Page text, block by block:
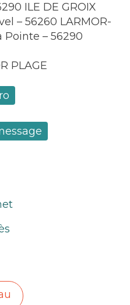
ILE DE GROIX
– 56260 LARMOR-
Pointe – 56290
PLAGE